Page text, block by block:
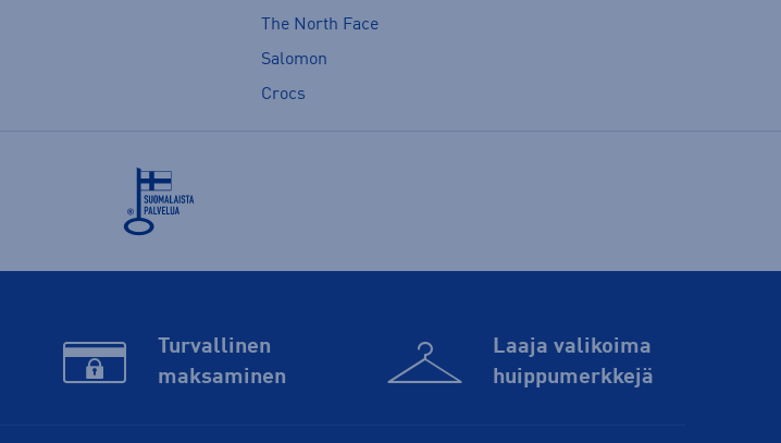
The North Face
Salomon
Crocs
Turvallinen
maksaminen
Laaja valikoima
huippu­merkkejä